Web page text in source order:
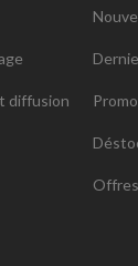
diffusion